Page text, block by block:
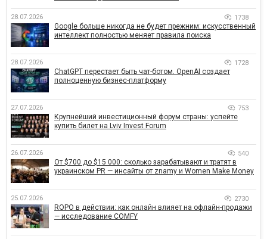
28.07.2026 1738
Google больше никогда не будет прежним: искусственный
интеллект полностью меняет правила поиска
28.07.2026 1728
ChatGPT перестает быть чат-ботом. OpenAI создает
полноценную бизнес-платформу
27.07.2026 753
Крупнейший инвестиционный форум страны: успейте
купить билет на Lviv Invest Forum
26.07.2026 540
От $700 до $15 000: сколько зарабатывают и тратят в
украинском PR — инсайты от znamy и Women Make Money
25.07.2026 2730
ROPO в действии: как онлайн влияет на офлайн-продажи
— исследование COMFY